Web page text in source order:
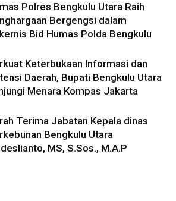
Polres Bengkulu Utara Raih
Bergengsi dalam
Bid Humas Polda Bengkulu
Keterbukaan Informasi dan
Daerah, Bupati Bengkulu Utara
Menara Kompas Jakarta
Terima Jabatan Kepala dinas
Bengkulu Utara
MS, S.Sos., M.A.P